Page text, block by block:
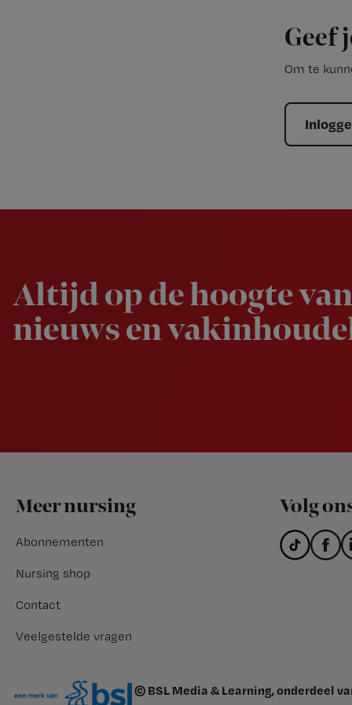
Geef
Om te
Altijd op de hoogte
nieuws en
Footer
Meer nursing
Abonnementen
Nursing shop
Contact
Veelgestelde vragen
Volg
© BSL Media & Learning, onderdeel